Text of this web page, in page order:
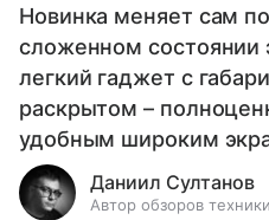
Новинка меняет сам
сложенном состоянии
легкий гаджет с
раскрытом –
удобным широким
Даниил Султанов
Автор обзоров техники